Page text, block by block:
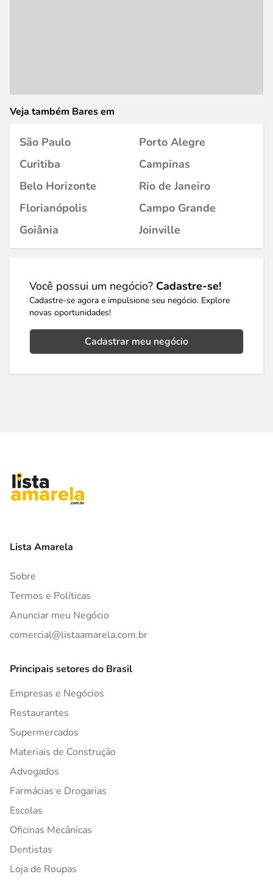
Veja também Bares em
São Paulo
Porto Alegre
Curitiba
Campinas
Belo Horizonte
Rio de Janeiro
Florianópolis
Campo Grande
Goiânia
Joinville
Você possui um negócio? Cadastre-se!
Cadastre-se agora e impulsione seu negócio. Explore
novas oportunidades!
Cadastrar meu negócio
Lista Amarela
Sobre
Termos e Políticas
Anunciar meu Negócio
comercial@listaamarela.com.br
Principais setores do Brasil
Empresas e Negócios
Restaurantes
Supermercados
Materiais de Construção
Advogados
Farmácias e Drogarias
Escolas
Oficinas Mecânicas
Dentistas
Loja de Roupas